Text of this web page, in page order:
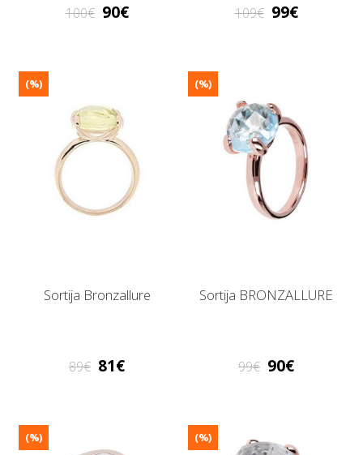
100 90 109 99
Sortija Bronzallure
(%)
89 81
Sortija BRONZALLURE
(%)
99 90
(%) (%)